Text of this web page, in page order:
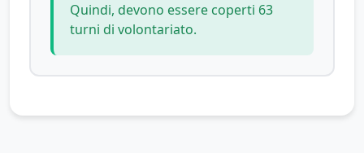
Quindi, devono essere coperti 63
turni di volontariato.